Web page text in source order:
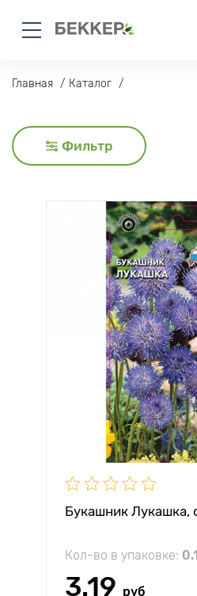
Главная Каталог
Фильтр
Букашник Лукашка,
Кол-во в упаковке:
3.19 руб